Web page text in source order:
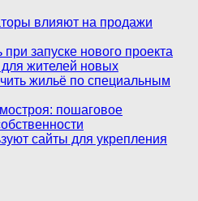
влияют на продажи
запуске нового проекта
жителей новых
жильё по специальным
пошаговое
сайты для укрепления